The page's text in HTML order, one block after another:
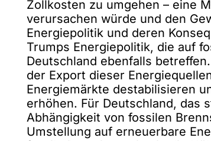
Zollkosten zu umgehen – eine
verursachen würde und den
Energiepolitik und deren
Trumps Energiepolitik, die auf
Deutschland ebenfalls
der Export dieser
Energiemärkte destabilisieren
erhöhen. Für Deutschland, das
Abhängigkeit von fossilen
Umstellung auf erneuerbare